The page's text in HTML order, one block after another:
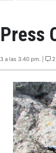
a las 3:40 pm. | 2